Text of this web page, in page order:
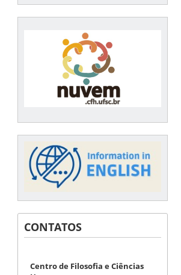
CONTATOS
Centro de Filosofia e Ciências